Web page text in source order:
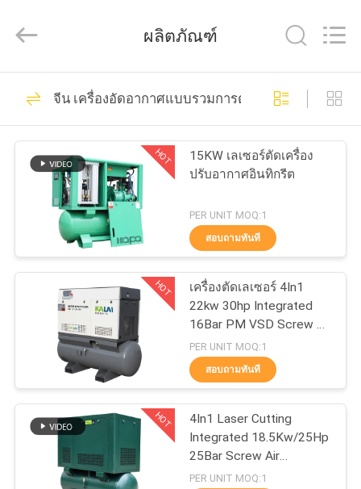
บ้าน
สินค้า
วิดีโอ
เกี่ยว
ทัวร์
โรงงาน
2026
เครื่องอัดอากาศแบบ
สกรูสองขั้น
23
เครื่องอัดอากาศแบบ
รวมการตัดด้วย
เลเซอร์
65
เครื่องอัดอากาศแบบ
14
ผลิตภัณฑ์
จีน เครื่องอัดอากาศแบบรวมการตัดด้วยเลเซอร์
HOT
15KW เลเซอร์ตัดเครื่อง
ปรับอากาศอินทิกรีต
PER UNIT MOQ:1
สอบถามทันที
HOT
เครื่องตัดเลเซอร์ 4In1
22kw 30hp Integrated
16Bar PM VSD Screw Air
Compressor
PER UNIT MOQ:1
สอบถามทันที
HOT
4In1 Laser Cutting
Integrated 18.5Kw/25Hp
25Bar Screw Air
Compressor
PER UNIT MOQ:1